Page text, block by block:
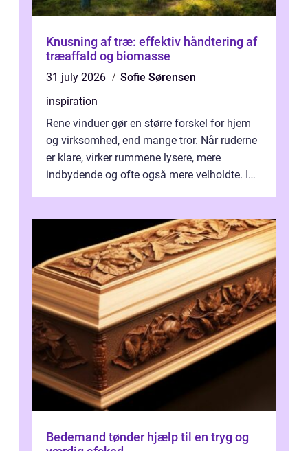
Knusning af træ: effektiv håndtering af
træaffald og biomasse
31 july 2026
Sofie Sørensen
inspiration
Rene vinduer gør en større forskel for hjem
og virksomhed, end mange tror. Når ruderne
er klare, virker rummene lysere, mere
indbydende og ofte også mere velholdte. I
Bedemand tønder hjælp til en tryg og